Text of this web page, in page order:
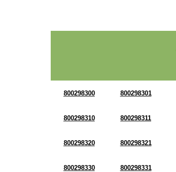
800298300 800298301
800298310 800298311
800298320 800298321
800298330 800298331